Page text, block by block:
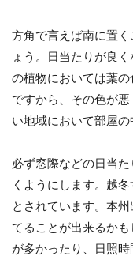
方角で言えば南に置
ょう。日当たりが良
の植物においては葉
ですから、その色が
い地域において部屋
必ず窓際などの日当
くようにします。越
とされています。本
てることが出来るか
が多かったり、日照